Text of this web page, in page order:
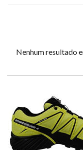
Nenhum resultado